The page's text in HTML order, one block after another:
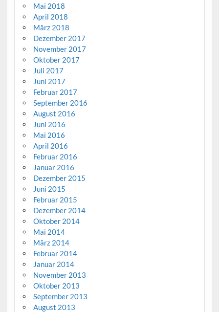
Mai 2018
April 2018
März 2018
Dezember 2017
November 2017
Oktober 2017
Juli 2017
Juni 2017
Februar 2017
September 2016
August 2016
Juni 2016
Mai 2016
April 2016
Februar 2016
Januar 2016
Dezember 2015
Juni 2015
Februar 2015
Dezember 2014
Oktober 2014
Mai 2014
März 2014
Februar 2014
Januar 2014
November 2013
Oktober 2013
September 2013
August 2013